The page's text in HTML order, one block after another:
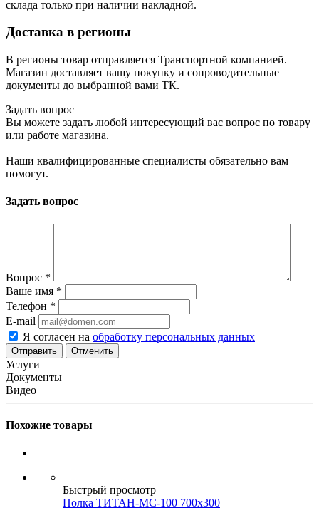
склада только при наличии накладной.
Доставка в регионы
В регионы товар отправляется Транспортной компанией.
Магазин доставляет вашу покупку и сопроводительные
документы до выбранной вами ТК.
Задать вопрос
Вы можете задать любой интересующий вас вопрос по товару
или работе магазина.
Наши квалифицированные специалисты обязательно вам
помогут.
Задать вопрос
Вопрос *
Ваше имя *
Телефон *
E-mail
Я согласен на обработку персональных данных
Отменить
Услуги
Документы
Видео
Похожие товары
Быстрый просмотр
Полка ТИТАН-МС-100 700x300